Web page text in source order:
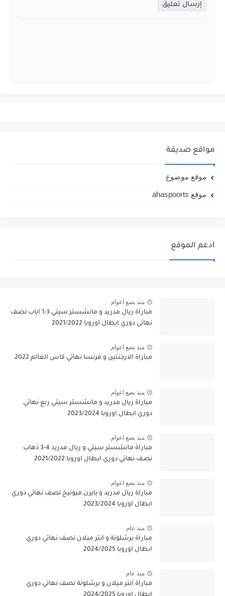
إرسال تعليق
مواقع صديقة
موقع موضوع
موقع ahaspoorts
ادعم الموقع
منذ بضع اعوام
مباراة ريال مدريد و مانشستر سيتي 3-1 اياب نصف
نهائي دوري ابطال اوروبا 2021/2022
منذ بضع اعوام
مباراة الارجنتين و فرنسا نهائي كاس العالم 2022
منذ بضع اعوام
مباراة ريال مدريد و مانشستر سيتي ربع نهائي
دوري ابطال اوروبا 2023/2024
منذ بضع اعوام
مباراة مانشستر سيتي و ريال مدريد 4-3 ذهاب
نصف نهائي دوري ابطال اوروبا 2021/2022
منذ بضع اعوام
مباراة ريال مدريد و بايرن ميونيخ نصف نهائي دوري
ابطال اوروبا 2023/2024
منذ عام
مباراة برشلونة و انتر ميلان نصف نهائي دوري
ابطال اوروبا 2024/2025
منذ عام
مباراة انتر ميلان و برشلونة نصف نهائي دوري